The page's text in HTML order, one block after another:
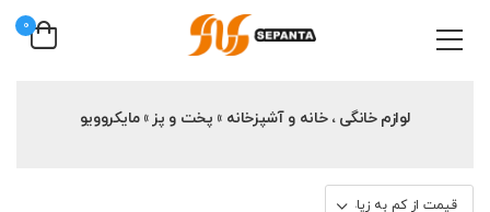
0
لوازم خانگی ، خانه و آشپزخانه » پخت و پز » مایکروویو